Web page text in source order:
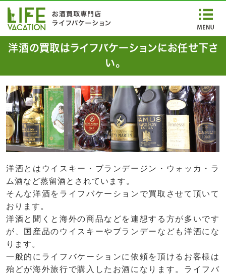
洋酒の買取はライフバケーションにお任せ下さ
い。
洋酒とはウイスキー・ブランデージン・ウォッカ・ラ
ム酒など蒸留酒とされています。
そんな洋酒をライフバケーションで買取させて頂いて
おります。
洋酒と聞くと海外の商品などを連想する方が多いです
が、国産品のウイスキーやブランデーなども洋酒にな
ります。
一般的にライフバケーションに依頼を頂けるお客様は
殆どが海外旅行で購入したお酒になります。ライフバ